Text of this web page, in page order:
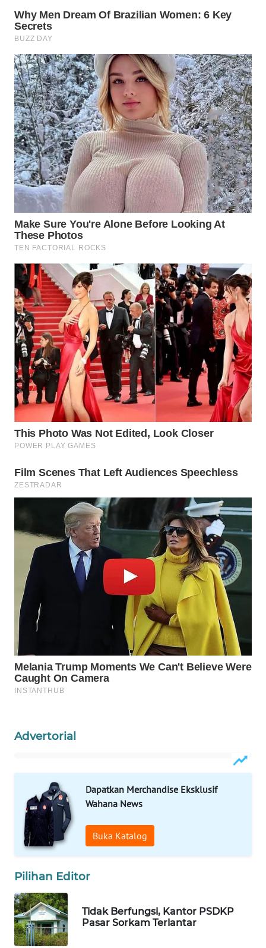
Advertorial
Dapatkan Merchandise Eksklusif
Wahana News
Buka Katalog
Pilihan Editor
Tidak Berfungsi, Kantor PSDKP
Pasar Sorkam Terlantar
MANDALIKA
LIKUPANG
WN
LABUANBAJO
WN
BORNEO
Wahana
Media
Group
WAHANA
NEWS
WAHANA
TANI
WAHANA
ADVOKAT
WAHANA
INFRASTRUKTUR
WAHANA
KONSUMEN
WAHANA
WAHANA
WAHANA
TV
WAHANANEWS
WAHANANEWS
WAHANANEWS
NET
WAHANA
SELEB
WAHANA
PERSONA
OTOMOTIF
WAHANA
HEALTH